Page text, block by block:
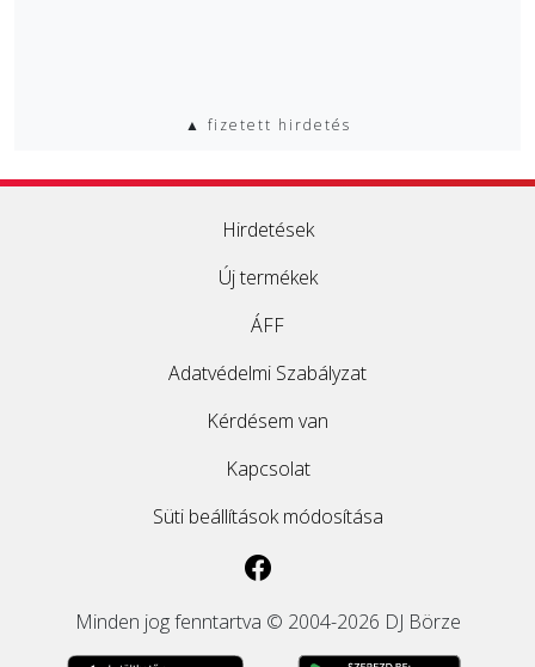
▲ fizetett hirdetés
Hirdetések
Új termékek
ÁFF
Adatvédelmi Szabályzat
Kérdésem van
Kapcsolat
Süti beállítások módosítása
Minden jog fenntartva © 2004-2026 DJ Börze